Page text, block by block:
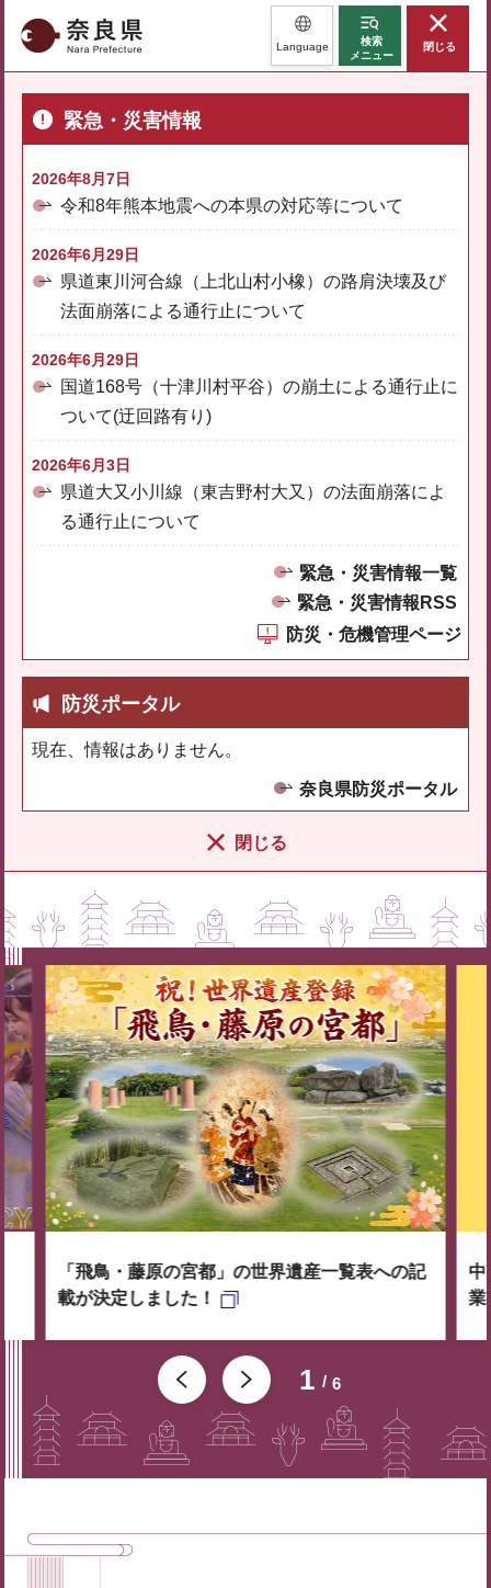
奈良県 Language
検索
メニュー
閉じる
緊急・災害情報
2026年8月7日
令和8年熊本地震への本県の対応等について
2026年6月29日
県道東川河合線（上北山村小橡）の路肩決壊及び
法面崩落による通行止について
2026年6月29日
国道168号（十津川村平谷）の崩土による通行止に
ついて(迂回路有り)
2026年6月3日
県道大又小川線（東吉野村大又）の法面崩落によ
る通行止について
緊急・災害情報一覧
緊急・災害情報RSS
防災・危機管理ページ
防災ポータル
現在、情報はありません。
奈良県防災ポータル
閉じる
1 6
「飛鳥・藤原の宮都」の世界遺産一覧表への記
載が決定しました！
中
業